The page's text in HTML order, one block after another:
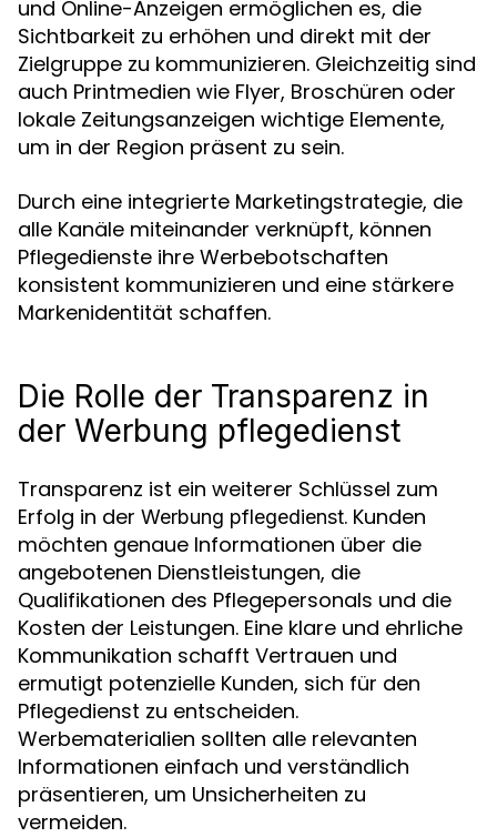
und Online-Anzeigen ermöglichen es, die
Sichtbarkeit zu erhöhen und direkt mit der
Zielgruppe zu kommunizieren. Gleichzeitig sind
auch Printmedien wie Flyer, Broschüren oder
lokale Zeitungsanzeigen wichtige Elemente,
um in der Region präsent zu sein.
Durch eine integrierte Marketingstrategie, die
alle Kanäle miteinander verknüpft, können
Pflegedienste ihre Werbebotschaften
konsistent kommunizieren und eine stärkere
Markenidentität schaffen.
Die Rolle der Transparenz in
der Werbung pflegedienst
Transparenz ist ein weiterer Schlüssel zum
Erfolg in der Werbung pflegedienst. Kunden
möchten genaue Informationen über die
angebotenen Dienstleistungen, die
Qualifikationen des Pflegepersonals und die
Kosten der Leistungen. Eine klare und ehrliche
Kommunikation schafft Vertrauen und
ermutigt potenzielle Kunden, sich für den
Pflegedienst zu entscheiden.
Werbematerialien sollten alle relevanten
Informationen einfach und verständlich
präsentieren, um Unsicherheiten zu
vermeiden.